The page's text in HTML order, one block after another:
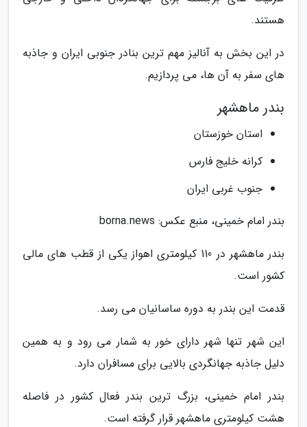
هستند.
در این بخش به آنالیز مهم ترین بنادر جنوبی ایران و جاذبه
های سفر به آن ها، می پردازیم.
بندر ماهشهر
استان خوزستان
کرانه خلیج فارس
جنوب غربی ایران
بندر امام خمینی، منبع عکس: borna.news
بندر ماهشهر در 110 کیلومتری اهواز یکی از قطب های مالی
کشور است.
قدمت این بندر به دوره ساسانیان می رسد.
این شهر تنها شهر دارای خور به شمار می رود و به همین
دلیل جاذبه جهانگردی بالایی برای مسافران دارد.
بندر امام خمینی، بزرگ ترین بندر فعال کشور در فاصله
هشت کیلومتری ماهشهر قرار گرفته است.